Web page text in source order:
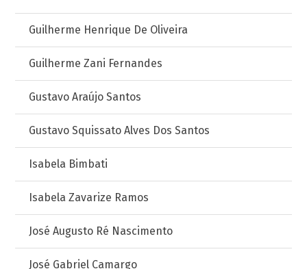
Guilherme Henrique De Oliveira
Guilherme Zani Fernandes
Gustavo Araújo Santos
Gustavo Squissato Alves Dos Santos
Isabela Bimbati
Isabela Zavarize Ramos
José Augusto Ré Nascimento
José Gabriel Camargo